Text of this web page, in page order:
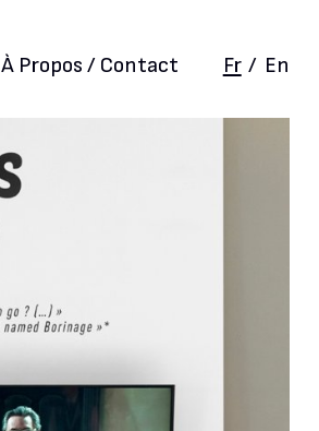
À Propos / Contact Fr / En